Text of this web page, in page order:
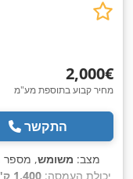
‏2,000 ‏€
מחיר קבוע בתוספת מע"מ
התקשר
מצב: משומש, מספר
, יכולת העמסה: 1,400 ק"ג